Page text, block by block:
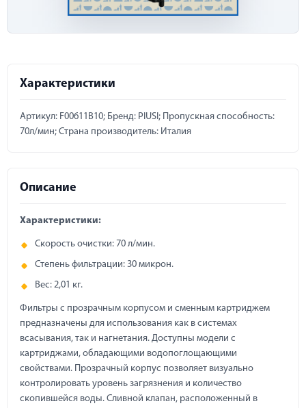
Характеристики
Артикул: F00611B10; Бренд: PIUSI; Пропускная способность:
70л/мин; Страна производитель: Италия
Описание
Характеристики:
Скорость очистки: 70 л/мин.
Степень фильтрации: 30 микрон.
Вес: 2,01 кг.
Фильтры с прозрачным корпусом и сменным картриджем
предназначены для использования как в системах
всасывания, так и нагнетания. Доступны модели с
картриджами, обладающими водопоглощающими
свойствами. Прозрачный корпус позволяет визуально
контролировать уровень загрязнения и количество
скопившейся воды. Сливной клапан, расположенный в